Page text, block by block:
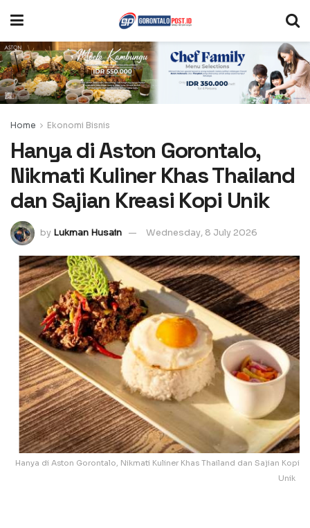
Home Ekonomi Bisnis
Hanya di Aston Gorontalo,
Nikmati Kuliner Khas Thailand
dan Sajian Kreasi Kopi Unik
by Lukman Husain Wednesday, 8 July 2026
Hanya di Aston Gorontalo, Nikmati Kuliner Khas Thailand dan Sajian Kopi
Unik